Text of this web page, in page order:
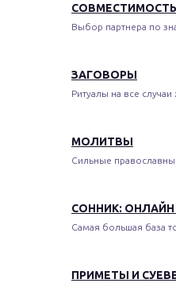
Выбор партнера по
ЗАГОВОРЫ
Ритуалы на все случаи
МОЛИТВЫ
Сильные
СОННИК:
Самая большая база
ПРИМЕТЫ И